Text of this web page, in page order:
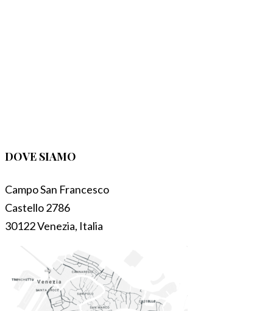
DOVE SIAMO
Campo San Francesco
Castello 2786
30122 Venezia, Italia